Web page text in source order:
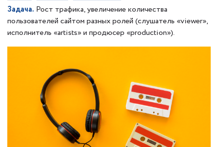
Задача. Рост трафика, увеличение количества
пользователей сайтом разных ролей (слушатель «viewer»,
исполнитель «artists» и продюсер «production»).